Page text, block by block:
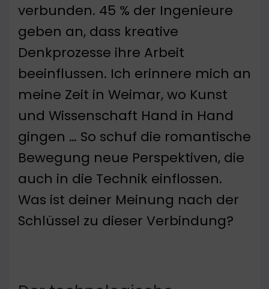
verbunden. 45 % der Ingenieure
geben an, dass kreative
Denkprozesse ihre Arbeit
beeinflussen. Ich erinnere mich an
meine Zeit in Weimar, wo Kunst
und Wissenschaft Hand in Hand
gingen … So schuf die romantische
Bewegung neue Perspektiven, die
auch in die Technik einflossen.
Was ist deiner Meinung nach der
Schlüssel zu dieser Verbindung?